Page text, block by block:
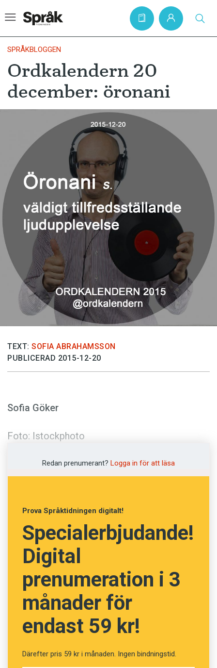
Hem
Artiklar
Språkfrågor
Skrivtips
Bokrecensioner
Kviss
Podden
Anmäl till språkpolisen
Föreslå nyord
Annonsera
Prenumerera
Läs Språktidningen digitalt
Press
SPRÅKBLOGGEN
Ordkalendern 20
december: öronani
TEXT: SOFIA ABRAHAMSSON
PUBLICERAD 2015-12-20
Sofia Göker
Foto: Istockphoto
Redan prenumerant? Logga in för att läsa
Prova Språktidningen digitalt!
Specialerbjudande!
Digital
prenumeration i 3
månader för
endast 59 kr!
Därefter pris 59 kr i månaden. Ingen bindningstid.